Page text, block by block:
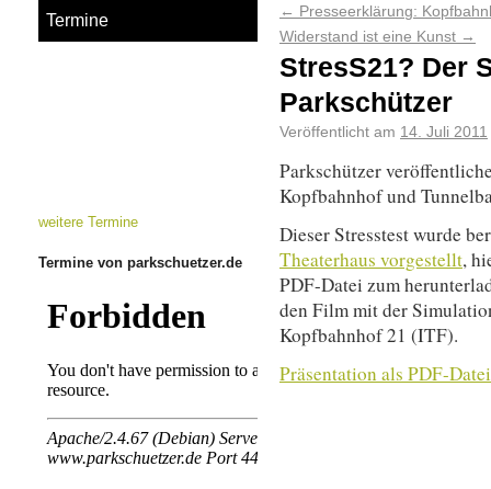
← Presseerklärung:
Widerstand ist eine Kunst →
StresS21? Der
Parkschützer
Veröffentlicht am 14. Juli 2011
Parkschützer
Kopfbahnhof und
Dieser Stresstest wurde
Theaterhaus vorgestellt,
PDF-Datei zum
den Film mit der
Kopfbahnhof 21 (ITF).
Präsentation als PDF-Datei
Termine
weitere Termine
Termine von parkschuetzer.de